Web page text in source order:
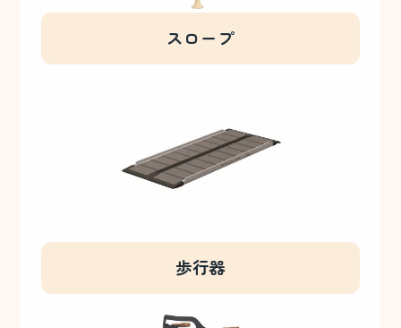
スロープ
歩行器